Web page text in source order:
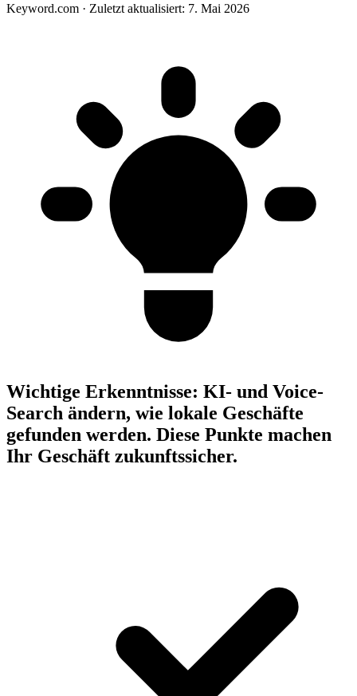
Keyword.com · Zuletzt aktualisiert: 7. Mai 2026
Wichtige Erkenntnisse: KI- und Voice-
Search ändern, wie lokale Geschäfte
gefunden werden. Diese Punkte machen
Ihr Geschäft zukunftssicher.